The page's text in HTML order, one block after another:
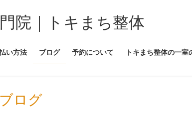
院｜トキまち整体
い方法 ブログ 予約について トキまち整体の一室
ブログ